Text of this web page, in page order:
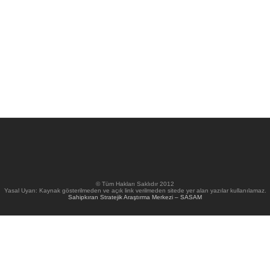
© Tüm Hakları Saklıdır 2012
Yasal Uyarı: Kaynak gösterilmeden ve açık link verilmeden sitede yer alan yazılar kullanılamaz.
Sahipkıran Stratejik Araştırma Merkezi – SASAM